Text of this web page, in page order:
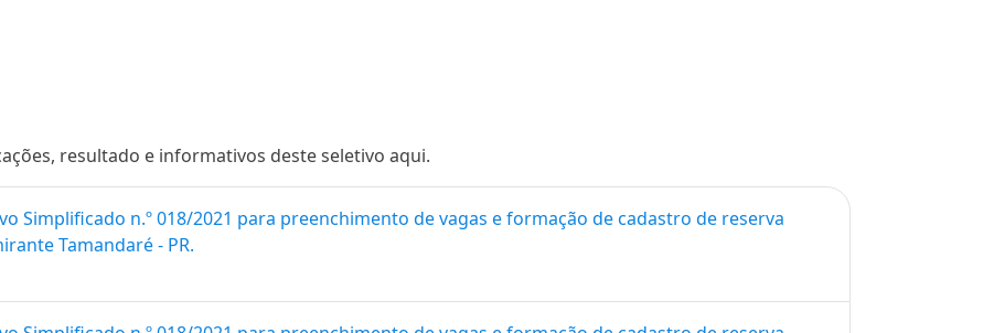
resultado e informativos deste seletivo aqui.
Simplificado n.º 018/2021 para preenchimento de vagas e formação de cadastro de reserva
Tamandaré - PR.